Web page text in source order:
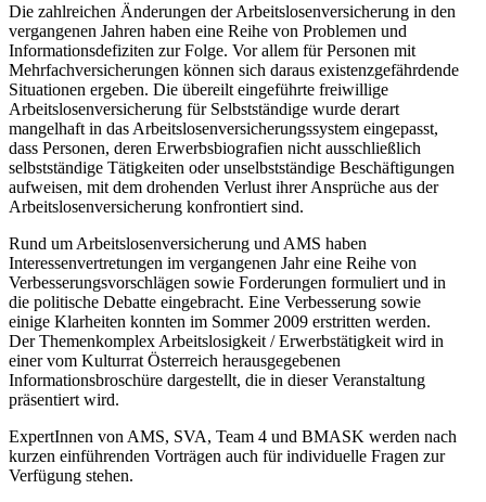
Die zahlreichen Änderungen der Arbeitslosenversicherung in den
vergangenen Jahren haben eine Reihe von Problemen und
Informationsdefiziten zur Folge. Vor allem für Personen mit
Mehrfachversicherungen können sich daraus existenzgefährdende
Situationen ergeben. Die übereilt eingeführte freiwillige
Arbeitslosenversicherung für Selbstständige wurde derart
mangelhaft in das Arbeitslosenversicherungssystem eingepasst,
dass Personen, deren Erwerbsbiografien nicht ausschließlich
selbstständige Tätigkeiten oder unselbstständige Beschäftigungen
aufweisen, mit dem drohenden Verlust ihrer Ansprüche aus der
Arbeitslosenversicherung konfrontiert sind.
Rund um Arbeitslosenversicherung und AMS haben
Interessenvertretungen im vergangenen Jahr eine Reihe von
Verbesserungsvorschlägen sowie Forderungen formuliert und in
die politische Debatte eingebracht. Eine Verbesserung sowie
einige Klarheiten konnten im Sommer 2009 erstritten werden.
Der Themenkomplex Arbeitslosigkeit / Erwerbstätigkeit wird in
einer vom Kulturrat Österreich herausgegebenen
Informationsbroschüre dargestellt, die in dieser Veranstaltung
präsentiert wird.
ExpertInnen von AMS, SVA, Team 4 und BMASK werden nach
kurzen einführenden Vorträgen auch für individuelle Fragen zur
Verfügung stehen.